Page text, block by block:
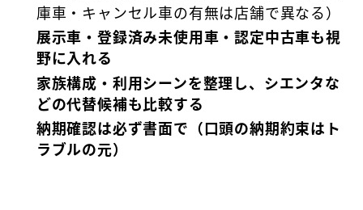
庫車・キャンセル車の有無は店舗で異なる）
展示車・登録済み未使用車・認定中古車も視
野に入れる
家族構成・利用シーンを整理し、シエンタな
どの代替候補も比較する
納期確認は必ず書面で（口頭の納期約束はト
ラブルの元）